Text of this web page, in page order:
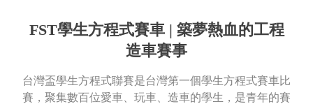
FST學生方程式賽車 | 築夢熱血的工程
造車賽事
台灣盃學生方程式聯賽是台灣第一個學生方程式賽車比
賽，聚集數百位愛車、玩車、造車的學生，是青年的賽